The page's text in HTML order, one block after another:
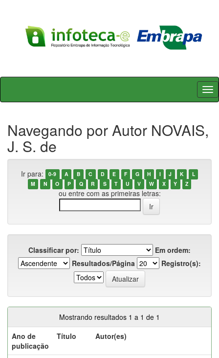
Skip
Navegando por Autor NOVAIS,
J. S. de
Ir para: 0-9 A B C D E F G H I J K
L
M
N O P Q R S T U V W X Y Z
ou entre com as primeiras letras:
Classificar por:
Em ordem:
Resultados/Página
Registro(s):
Mostrando resultados 1 a 1 de 1
Ano de
publicação
Título Autor(es)